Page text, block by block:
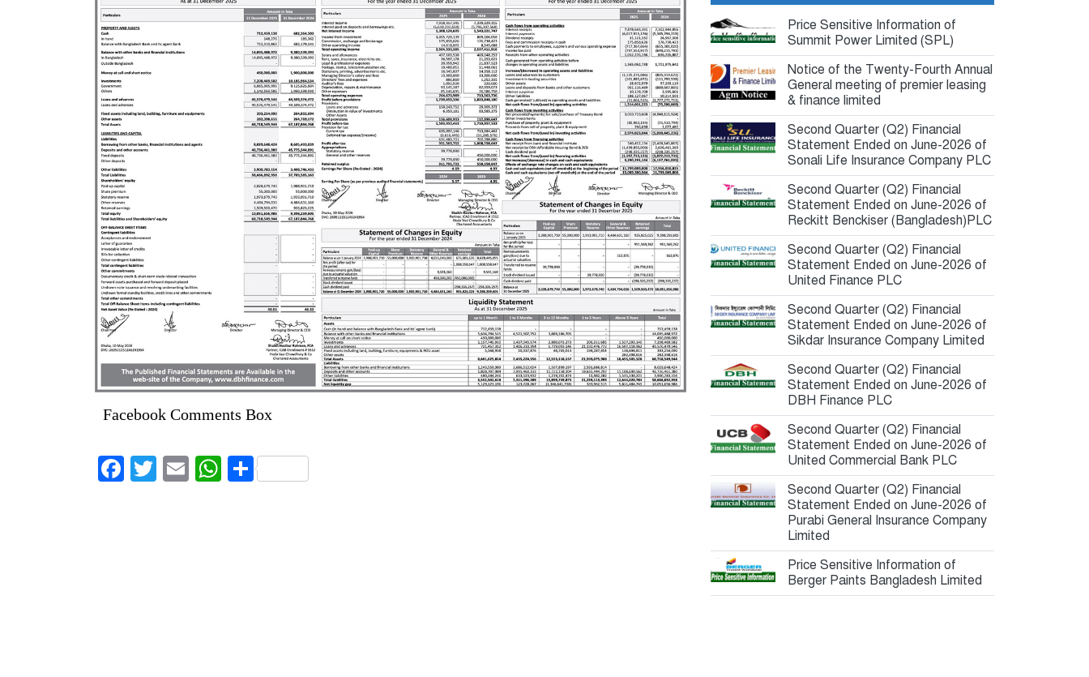
Facebook Comments Box
Facebook
Twitter
EmailWhatsApp
Share
8 hours আগে
বিক্রি ও পাওনা আদায় কমায়...
8 hours আগে
Price Sensitive Information of
Summit Power Limited (SPL)
Notice of the Twenty-Fourth Annual
General meeting of premier leasing
& finance limited
Second Quarter (Q2) Financial
Statement Ended on June-2026 of
Sonali Life Insurance Company PLC
Second Quarter (Q2) Financial
Statement Ended on June-2026 of
Reckitt Benckiser (Bangladesh)PLC
Second Quarter (Q2) Financial
Statement Ended on June-2026 of
United Finance PLC
Second Quarter (Q2) Financial
Statement Ended on June-2026 of
Sikdar Insurance Company Limited
Second Quarter (Q2) Financial
Statement Ended on June-2026 of
DBH Finance PLC
Second Quarter (Q2) Financial
Statement Ended on June-2026 of
United Commercial Bank PLC
Second Quarter (Q2) Financial
Statement Ended on June-2026 of
Purabi General Insurance Company
Limited
Price Sensitive Information of
Berger Paints Bangladesh Limited